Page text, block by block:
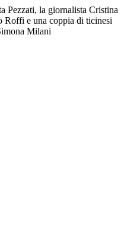
Pezzati, la giornalista Cristina
Roffi e una coppia di ticinesi
Milani